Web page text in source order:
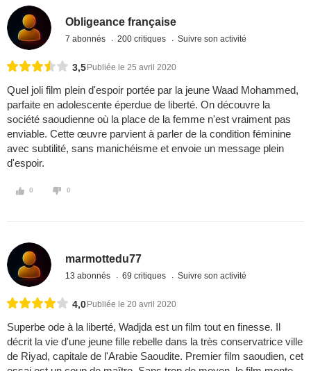
Obligeance française
7 abonnés 200 critiques Suivre son activité
3,5 Publiée le 25 avril 2020
Quel joli film plein d'espoir portée par la jeune Waad Mohammed,
parfaite en adolescente éperdue de liberté. On découvre la
société saoudienne où la place de la femme n'est vraiment pas
enviable. Cette œuvre parvient à parler de la condition féminine
avec subtilité, sans manichéisme et envoie un message plein
d'espoir.
0 0
marmottedu77
13 abonnés 69 critiques Suivre son activité
4,0 Publiée le 20 avril 2020
Superbe ode à la liberté, Wadjda est un film tout en finesse. Il
décrit la vie d'une jeune fille rebelle dans la très conservatrice ville
de Riyad, capitale de l'Arabie Saoudite. Premier film saoudien, cet